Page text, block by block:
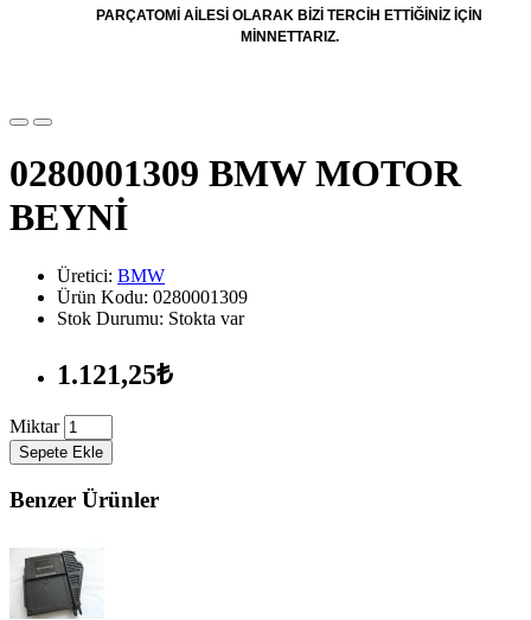
PARÇATOMİ AİLESİ OLARAK BİZİ TERCİH ETTİĞİNİZ İÇİN
MİNNETTARIZ.
0280001309 BMW MOTOR
BEYNİ
Üretici: BMW
Ürün Kodu: 0280001309
Stok Durumu: Stokta var
1.121,25₺
Miktar
Sepete Ekle
Benzer Ürünler